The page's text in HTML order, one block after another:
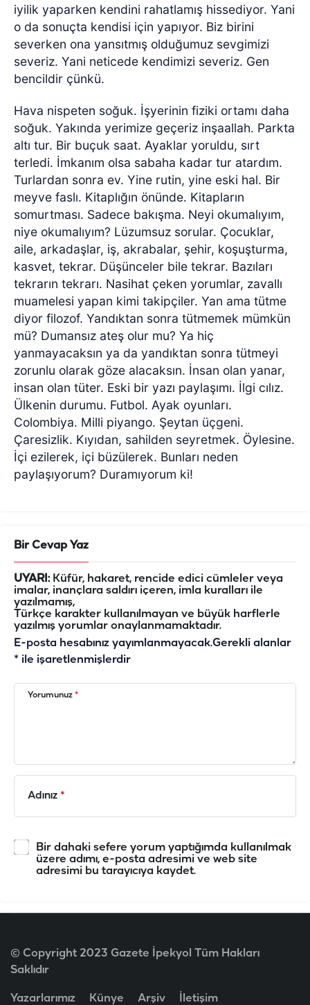
iyilik yaparken kendini rahatlamış hissediyor. Yani
o da sonuçta kendisi için yapıyor. Biz birini
severken ona yansıtmış olduğumuz sevgimizi
severiz. Yani neticede kendimizi severiz. Gen
bencildir çünkü.
Hava nispeten soğuk. İşyerinin fiziki ortamı daha
soğuk. Yakında yerimize geçeriz inşaallah. Parkta
altı tur. Bir buçuk saat. Ayaklar yoruldu, sırt
terledi. İmkanım olsa sabaha kadar tur atardım.
Turlardan sonra ev. Yine rutin, yine eski hal. Bir
meyve faslı. Kitaplığın önünde. Kitapların
somurtması. Sadece bakışma. Neyi okumalıyım,
niye okumalıyım? Lüzumsuz sorular. Çocuklar,
aile, arkadaşlar, iş, akrabalar, şehir, koşuşturma,
kasvet, tekrar. Düşünceler bile tekrar. Bazıları
tekrarın tekrarı. Nasihat çeken yorumlar, zavallı
muamelesi yapan kimi takipçiler. Yan ama tütme
diyor filozof. Yandıktan sonra tütmemek mümkün
mü? Dumansız ateş olur mu? Ya hiç
yanmayacaksın ya da yandıktan sonra tütmeyi
zorunlu olarak göze alacaksın. İnsan olan yanar,
insan olan tüter. Eski bir yazı paylaşımı. İlgi cılız.
Ülkenin durumu. Futbol. Ayak oyunları.
Colombiya. Milli piyango. Şeytan üçgeni.
Çaresizlik. Kıyıdan, sahilden seyretmek. Öylesine.
İçi ezilerek, içi büzülerek. Bunları neden
paylaşıyorum? Duramıyorum ki!
Bir Cevap Yaz
UYARI:Küfür, hakaret, rencide edici cümleler veya
imalar, inançlara saldırı içeren, imla kuralları ile
yazılmamış,
Türkçe karakter kullanılmayan ve büyük harflerle
yazılmış yorumlar onaylanmamaktadır.
E-posta hesabınız yayımlanmayacak.Gerekli alanlar
* ile işaretlenmişlerdir
Yorumunuz *
Adınız *
Bir dahaki sefere yorum yaptığımda kullanılmak
üzere adımı, e-posta adresimi ve web site
adresimi bu tarayıcıya kaydet.
© Copyright 2023 Gazete İpekyol Tüm Hakları
Saklıdır
Yazarlarımız Künye Arşiv İletişim